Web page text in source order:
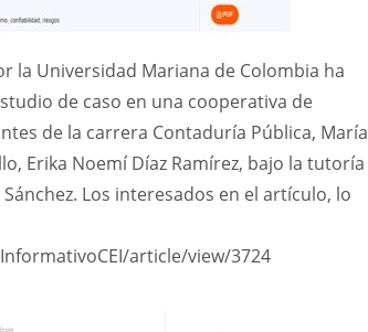
la Universidad Mariana de Colombia ha
de caso en una cooperativa de
de la carrera Contaduría Pública, María
Erika Noemí Díaz Ramírez, bajo la tutoría
Los interesados en el artículo, lo
article/view/3724